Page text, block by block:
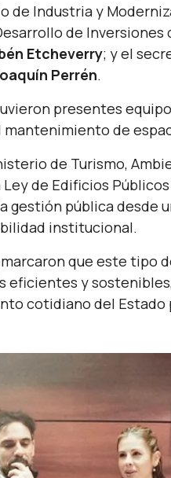
de Industria y
de Inversiones
Etcheverry; y el
Perrén.
presentes
mantenimiento de
de Turismo,
Ley de Edificios
gestión pública desde
institucional.
que este tipo
eficientes y
cotidiano del Estado